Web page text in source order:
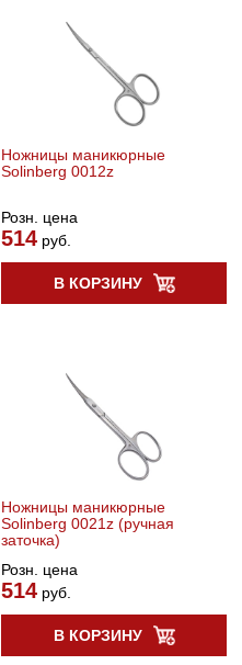
Ножницы маникюрные
Solinberg 0012z
Розн. цена
514 руб.
В КОРЗИНУ
Ножницы маникюрные
Solinberg 0021z (ручная
заточка)
Розн. цена
514 руб.
В КОРЗИНУ